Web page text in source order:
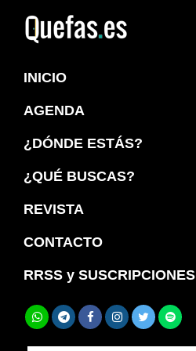
navegación
principal
principal
INICIO
AGENDA
¿DÓNDE ESTÁS?
¿QUÉ BUSCAS?
REVISTA
CONTACTO
RRSS y SUSCRIPCIONES